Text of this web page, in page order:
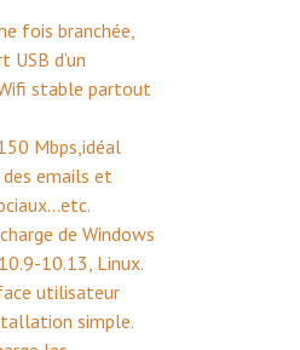
fois branchée,
d’un
stable partout
Mbps,idéal
emails et
de Windows
10.13, Linux.
utilisateur
simple.